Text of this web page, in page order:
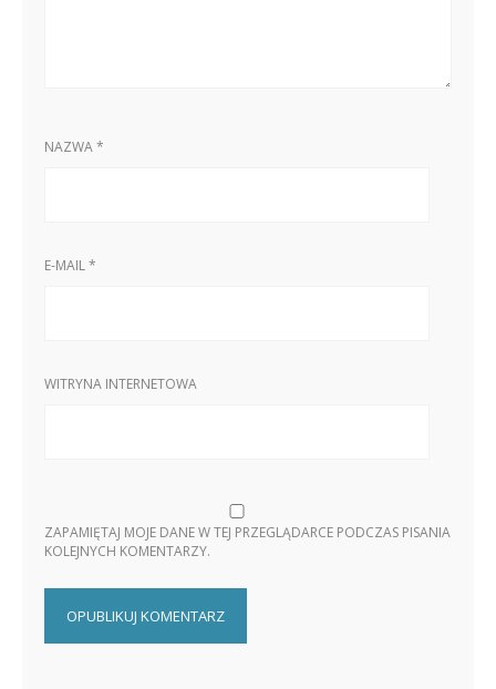
NAZWA*
E-MAIL*
WITRYNA INTERNETOWA
ZAPAMIĘTAJ MOJE DANE W TEJ PRZEGLĄDARCE PODCZAS PISANIA
KOLEJNYCH KOMENTARZY.